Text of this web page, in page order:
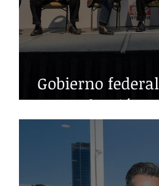
Gobierno
en producción